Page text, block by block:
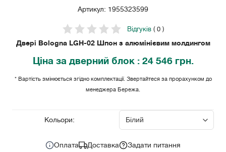
Артикул: 1955323599
Відгуків( 0 )
Двері Bologna LGH-02 Шпон з алюмінієвим молдингом
Ціна за дверний блок : 24 546 грн.
* Вартість змінюється згідно комплектації. Звертайтеся за прорахунком до
менеджера Бережа.
Кольори:
Оплата Доставка Задати питання